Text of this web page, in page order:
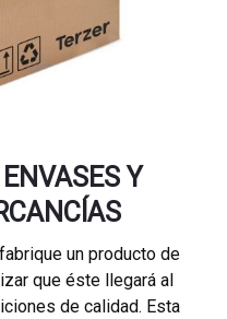
Y
un producto de
que éste llegará al
de calidad. Esta